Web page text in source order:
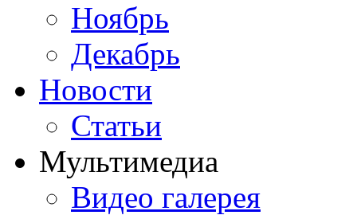
Ноябрь
Декабрь
Новости
Статьи
Мультимедиа
Видео галерея